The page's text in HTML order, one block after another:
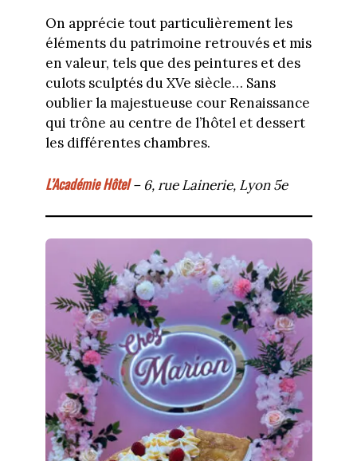
On apprécie tout particulièrement les
éléments du patrimoine retrouvés et mis
en valeur, tels que des peintures et des
culots sculptés du XVe siècle… Sans
oublier la majestueuse cour Renaissance
qui trône au centre de l’hôtel et dessert
les différentes chambres.
L’Académie Hôtel– 6, rue Lainerie, Lyon 5e